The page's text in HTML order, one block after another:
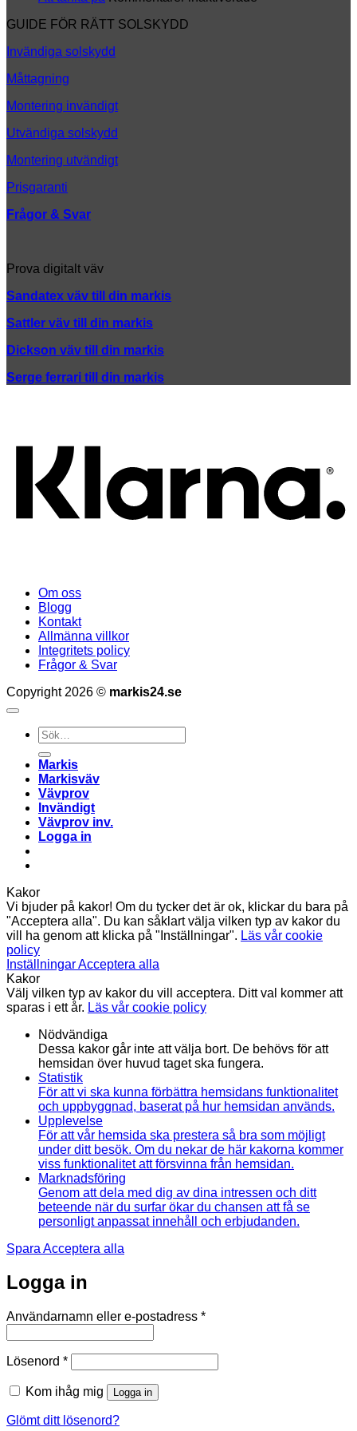
GUIDE FÖR RÄTT SOLSKYDD
Invändiga solskydd
Måttagning
Montering invändigt
Utvändiga solskydd
Montering utvändigt
Prisgaranti
Frågor & Svar
Prova digitalt väv
Sandatex väv till din markis
Sattler väv till din markis
Dickson väv till din markis
Serge ferrari till din markis
Om oss
Blogg
Kontakt
Allmänna villkor
Integritets policy
Frågor & Svar
Copyright 2026 © markis24.se
Sök
efter:
Markis
Markisväv
Vävprov
Invändigt
Vävprov inv.
Logga in
Kakor
Vi bjuder på kakor! Om du tycker det är ok, klickar du bara på
"Acceptera alla". Du kan såklart välja vilken typ av kakor du
vill ha genom att klicka på "Inställningar". Läs vår cookie
policy
InställningarAcceptera alla
Kakor
Välj vilken typ av kakor du vill acceptera. Ditt val kommer att
sparas i ett år. Läs vår cookie policy
Nödvändiga
Dessa kakor går inte att välja bort. De behövs för att
hemsidan över huvud taget ska fungera.
Statistik
För att vi ska kunna förbättra hemsidans funktionalitet
och uppbyggnad, baserat på hur hemsidan används.
Upplevelse
För att vår hemsida ska prestera så bra som möjligt
under ditt besök. Om du nekar de här kakorna kommer
viss funktionalitet att försvinna från hemsidan.
Marknadsföring
Genom att dela med dig av dina intressen och ditt
beteende när du surfar ökar du chansen att få se
personligt anpassat innehåll och erbjudanden.
Spara Acceptera alla
Logga in
Användarnamn eller e-postadress *Obligatoriskt
Lösenord *Obligatoriskt
Kom ihåg mig Logga in
Glömt ditt lösenord?